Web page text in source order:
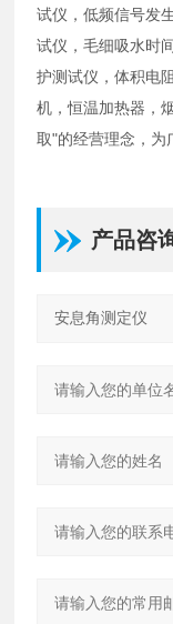
试仪，低频信号发
试仪，毛细吸水时
护测试仪，体积电
机，恒温加热器，
取"的经营理念，为
产品咨